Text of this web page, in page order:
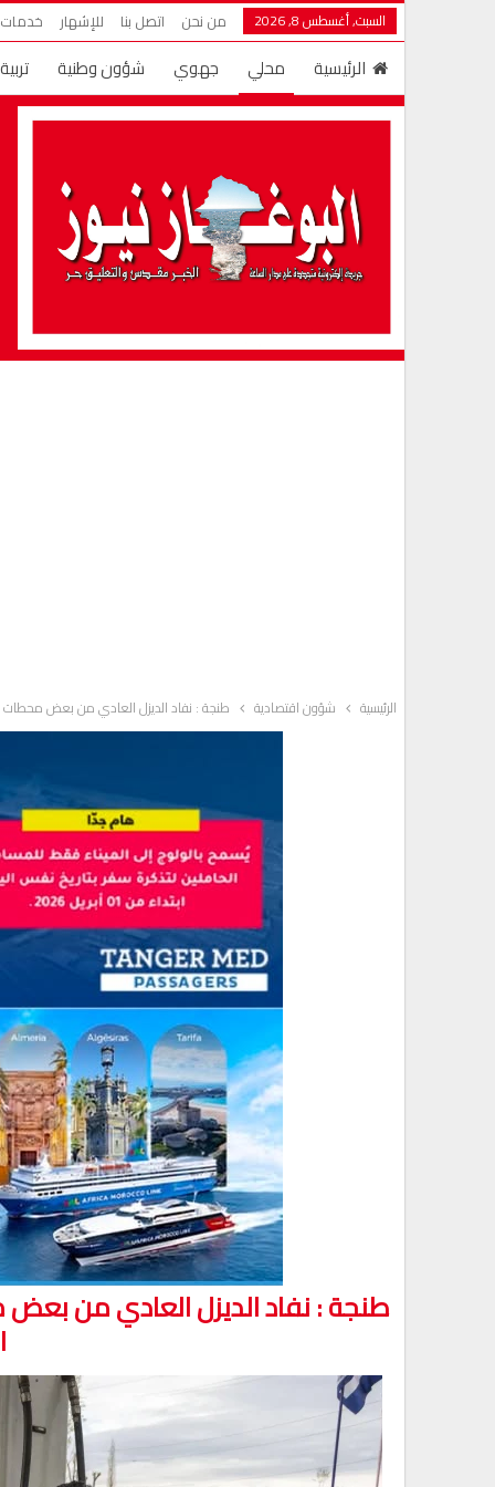
السبت, أغسطس 8, 2026 من نحن اتصل بنا للإشهار خدمات
الرئيسية محلي جهوي شؤون وطنية
الرئيسية شؤون اقتصادية طنجة : نفاد الديزل العادي من بعض محطات
طنجة : نفاد الديزل العادي من